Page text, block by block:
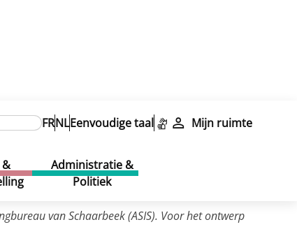
FRNLEenvoudige taal Mijn ruimte
&
Administratie &
Politiek
van Schaarbeek (ASIS). Voor het ontwerp